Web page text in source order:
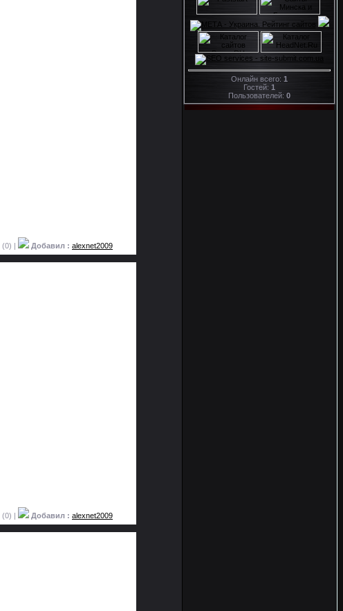
(0) | Добавил : alexnet2009
(0) | Добавил : alexnet2009
Онлайн всего: 1
Гостей: 1
Пользователей: 0